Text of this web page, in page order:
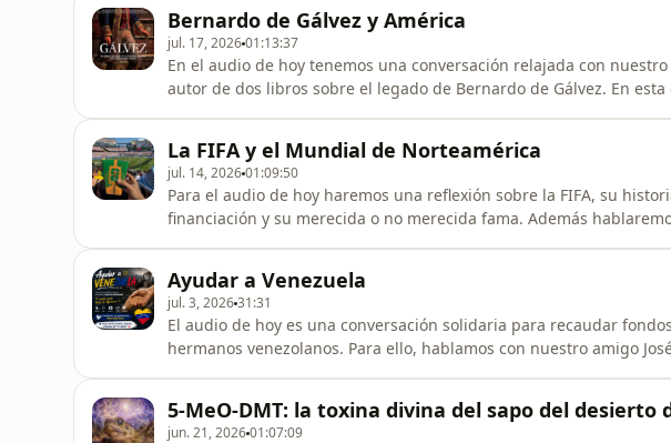
Bernardo de Gálvez y América
jul. 17, 202601:13:37
En el audio de hoy tenemos una conversación relajada con
autor de dos libros sobre el legado de Bernardo de Gálvez. En
"Bernardo de Gálvez. En el n
La FIFA y el Mundial de Norteamérica
jul. 14, 202601:09:50
Para el audio de hoy haremos una reflexión sobre la FIFA, su
financiación y su merecida o no merecida fama. Además
Ayudar a Venezuela
jul. 3, 202631:31
El audio de hoy es una conversación solidaria para recaudar
hermanos venezolanos. Para ello, hablamos con nuestro amigo
por PayPal a nuestro a
5-MeO-DMT: la toxina divina del sapo del desierto
jun. 21, 202601:07:09